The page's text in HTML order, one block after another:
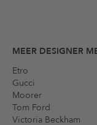
MEER DESIGNER
Etro
Gucci
Moorer
Tom Ford
Victoria Beckham